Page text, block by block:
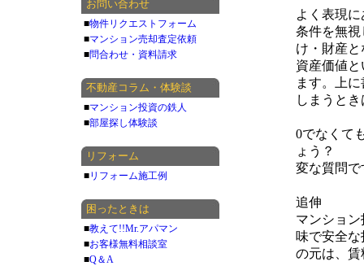
よく表現
条件を無
け・財産
資産価値
ます。上
しまうと
0でなくて
ょう？
変な質問
追伸
マンショ
味で安全
の元は、
お問い合わせ
■物件リクエストフォーム
■マンション売却査定依頼
■問合わせ・資料請求
不動産コラム・体験談
■マンション投資の鉄人
■部屋探し体験談
リフォーム
■リフォーム施工例
困ったときは
■教えて!!Mr.アパマン
■お客様無料相談室
■Q＆A